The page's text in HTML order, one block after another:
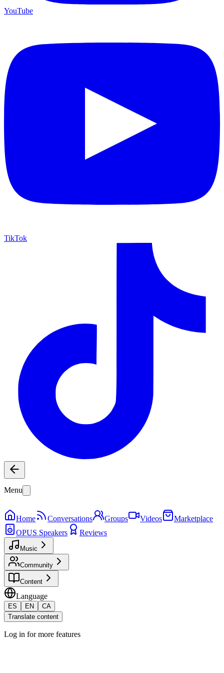
YouTube
TikTok
Menu
Home Conversations Groups Videos
Marketplace
OPUS Speakers
Reviews
Music
Community
Content
Language
ES EN
CA
Translate content
Log in for more features